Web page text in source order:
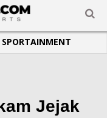
SPORTAINMENT
Jejak